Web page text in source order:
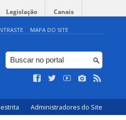
Legislação Canais
MAPA DO SITE
Administradores do Site